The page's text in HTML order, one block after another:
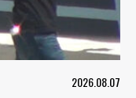
2026.08.07